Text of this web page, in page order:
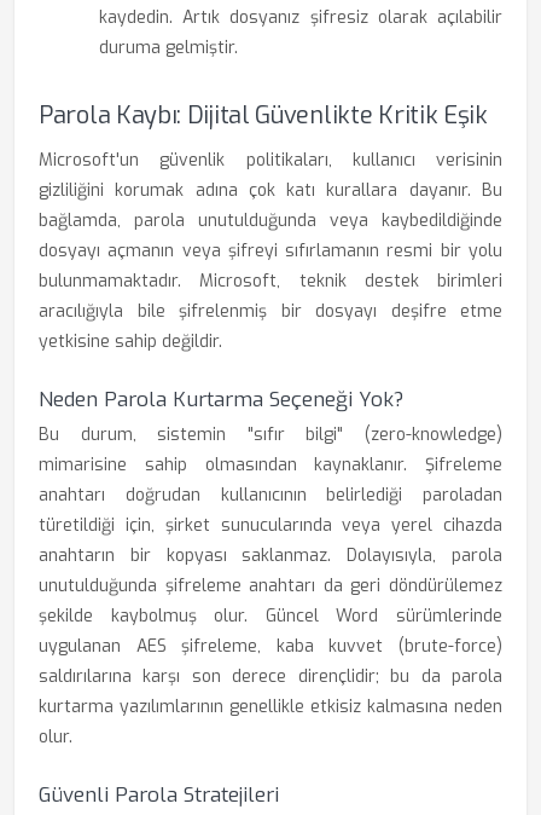
kaydedin. Artık dosyanız şifresiz olarak açılabilir
duruma gelmiştir.
Parola Kaybı: Dijital Güvenlikte Kritik Eşik
Microsoft'un güvenlik politikaları, kullanıcı verisinin
gizliliğini korumak adına çok katı kurallara dayanır. Bu
bağlamda, parola unutulduğunda veya kaybedildiğinde
dosyayı açmanın veya şifreyi sıfırlamanın resmi bir yolu
bulunmamaktadır. Microsoft, teknik destek birimleri
aracılığıyla bile şifrelenmiş bir dosyayı deşifre etme
yetkisine sahip değildir.
Neden Parola Kurtarma Seçeneği Yok?
Bu durum, sistemin "sıfır bilgi" (zero-knowledge)
mimarisine sahip olmasından kaynaklanır. Şifreleme
anahtarı doğrudan kullanıcının belirlediği paroladan
türetildiği için, şirket sunucularında veya yerel cihazda
anahtarın bir kopyası saklanmaz. Dolayısıyla, parola
unutulduğunda şifreleme anahtarı da geri döndürülemez
şekilde kaybolmuş olur. Güncel Word sürümlerinde
uygulanan AES şifreleme, kaba kuvvet (brute-force)
saldırılarına karşı son derece dirençlidir; bu da parola
kurtarma yazılımlarının genellikle etkisiz kalmasına neden
olur.
Güvenli Parola Stratejileri